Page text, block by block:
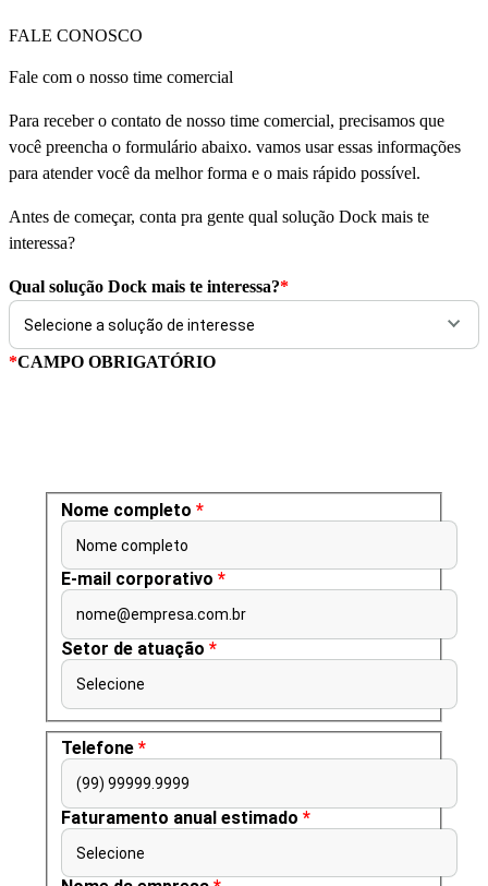
FALE CONOSCO
Fale com o nosso time comercial
Para receber o contato de nosso time comercial, precisamos que
você preencha o formulário abaixo. vamos usar essas informações
para atender você da melhor forma e o mais rápido possível.
Antes de começar, conta pra gente qual solução Dock mais te
interessa?
Qual solução Dock mais te interessa?*
*CAMPO OBRIGATÓRIO
Nome completo *
Nome completo
E-mail corporativo *
nome@empresa.com.br
Setor de atuação *
Selecione
Telefone *
(99) 99999.9999
Faturamento anual estimado *
Selecione